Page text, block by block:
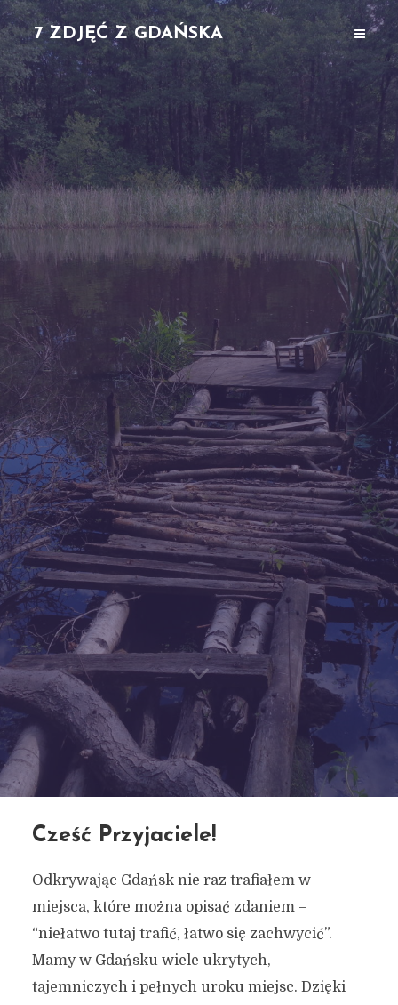
7 ZDJĘĆ Z GDAŃSKA
Cześć Przyjaciele!
Odkrywając Gdańsk nie raz trafiałem w
miejsca, które można opisać zdaniem –
“niełatwo tutaj trafić, łatwo się zachwycić”.
Mamy w Gdańsku wiele ukrytych,
tajemniczych i pełnych uroku miejsc. Dzięki